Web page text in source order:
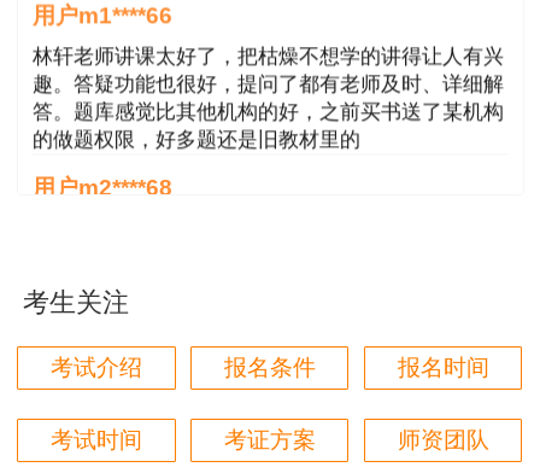
用户m1****66
林轩老师讲课太好了，把枯燥不想学的讲得让人有兴
趣。答疑功能也很好，提问了都有老师及时、详细解
答。题库感觉比其他机构的好，之前买书送了某机构
的做题权限，好多题还是旧教材里的
用户m2****68
林轩老师讲得好，复杂的知识讲的深入浅出，能够听
得懂。简答题总结的也很到位。
用户m4****68
本门课程老师讲的很细致，每个章节都讲到位了。特
别是财务评价那个章节，深入浅出，强化训练，效果
考生关注
考试介绍 报名条件 报名时间
考试时间 考证方案 师资团队